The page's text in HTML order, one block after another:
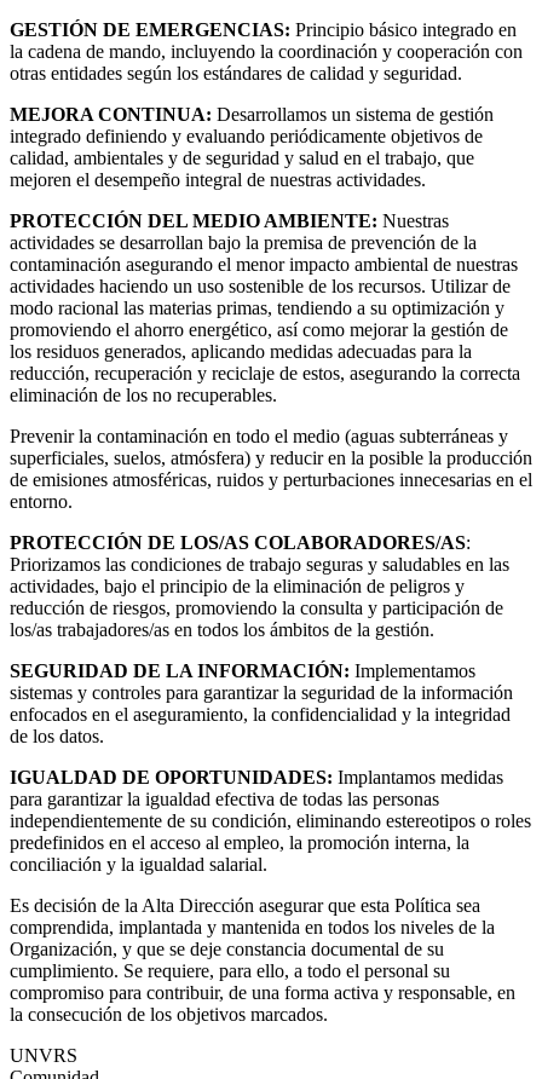
GESTIÓN DE EMERGENCIAS: Principio básico integrado en
la cadena de mando, incluyendo la coordinación y cooperación con
otras entidades según los estándares de calidad y seguridad.
MEJORA CONTINUA: Desarrollamos un sistema de gestión
integrado definiendo y evaluando periódicamente objetivos de
calidad, ambientales y de seguridad y salud en el trabajo, que
mejoren el desempeño integral de nuestras actividades.
PROTECCIÓN DEL MEDIO AMBIENTE: Nuestras
actividades se desarrollan bajo la premisa de prevención de la
contaminación asegurando el menor impacto ambiental de nuestras
actividades haciendo un uso sostenible de los recursos. Utilizar de
modo racional las materias primas, tendiendo a su optimización y
promoviendo el ahorro energético, así como mejorar la gestión de
los residuos generados, aplicando medidas adecuadas para la
reducción, recuperación y reciclaje de estos, asegurando la correcta
eliminación de los no recuperables.
Prevenir la contaminación en todo el medio (aguas subterráneas y
superficiales, suelos, atmósfera) y reducir en la posible la producción
de emisiones atmosféricas, ruidos y perturbaciones innecesarias en el
entorno.
PROTECCIÓN DE LOS/AS COLABORADORES/AS:
Priorizamos las condiciones de trabajo seguras y saludables en las
actividades, bajo el principio de la eliminación de peligros y
reducción de riesgos, promoviendo la consulta y participación de
los/as trabajadores/as en todos los ámbitos de la gestión.
SEGURIDAD DE LA INFORMACIÓN: Implementamos
sistemas y controles para garantizar la seguridad de la información
enfocados en el aseguramiento, la confidencialidad y la integridad
de los datos.
IGUALDAD DE OPORTUNIDADES: Implantamos medidas
para garantizar la igualdad efectiva de todas las personas
independientemente de su condición, eliminando estereotipos o roles
predefinidos en el acceso al empleo, la promoción interna, la
conciliación y la igualdad salarial.
Es decisión de la Alta Dirección asegurar que esta Política sea
comprendida, implantada y mantenida en todos los niveles de la
Organización, y que se deje constancia documental de su
cumplimiento. Se requiere, para ello, a todo el personal su
compromiso para contribuir, de una forma activa y responsable, en
la consecución de los objetivos marcados.
UNVRS